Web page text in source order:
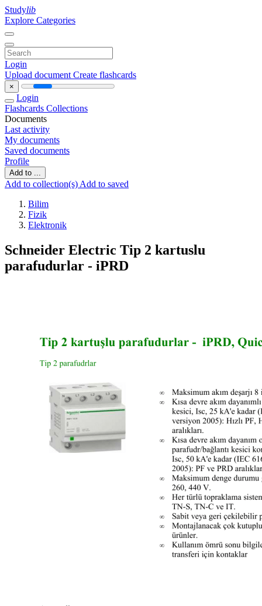
Studylib
Explore Categories
Login
Upload document Create flashcards
×
Login
Flashcards Collections
Documents
Last activity
My documents
Saved documents
Profile
Add to ...
Add to collection(s) Add to saved
Bilim
Fizik
Elektronik
Schneider Electric Tip 2 kartuslu
parafudurlar - iPRD